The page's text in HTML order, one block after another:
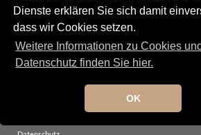
Dienste erklären Sie sich damit
dass wir Cookies setzen.
Weitere Informationen zu Cookies und
Datenschutz finden Sie hier.
OK
Kontakt
Newsletteranmeldung
Newsletterabmeldung
TANGO maldito
© 2025 TANGO maldito